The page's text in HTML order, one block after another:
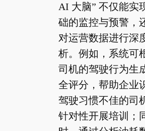
AI 大脑” 不仅能实
础的监控与预警，
对运营数据进行深
析。例如，系统可
司机的驾驶行为生
全评分，帮助企业
驾驶习惯不佳的司
针对性开展培训；